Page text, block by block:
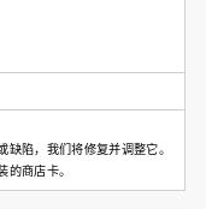
陷，我们将修复并调整它。
商店卡。